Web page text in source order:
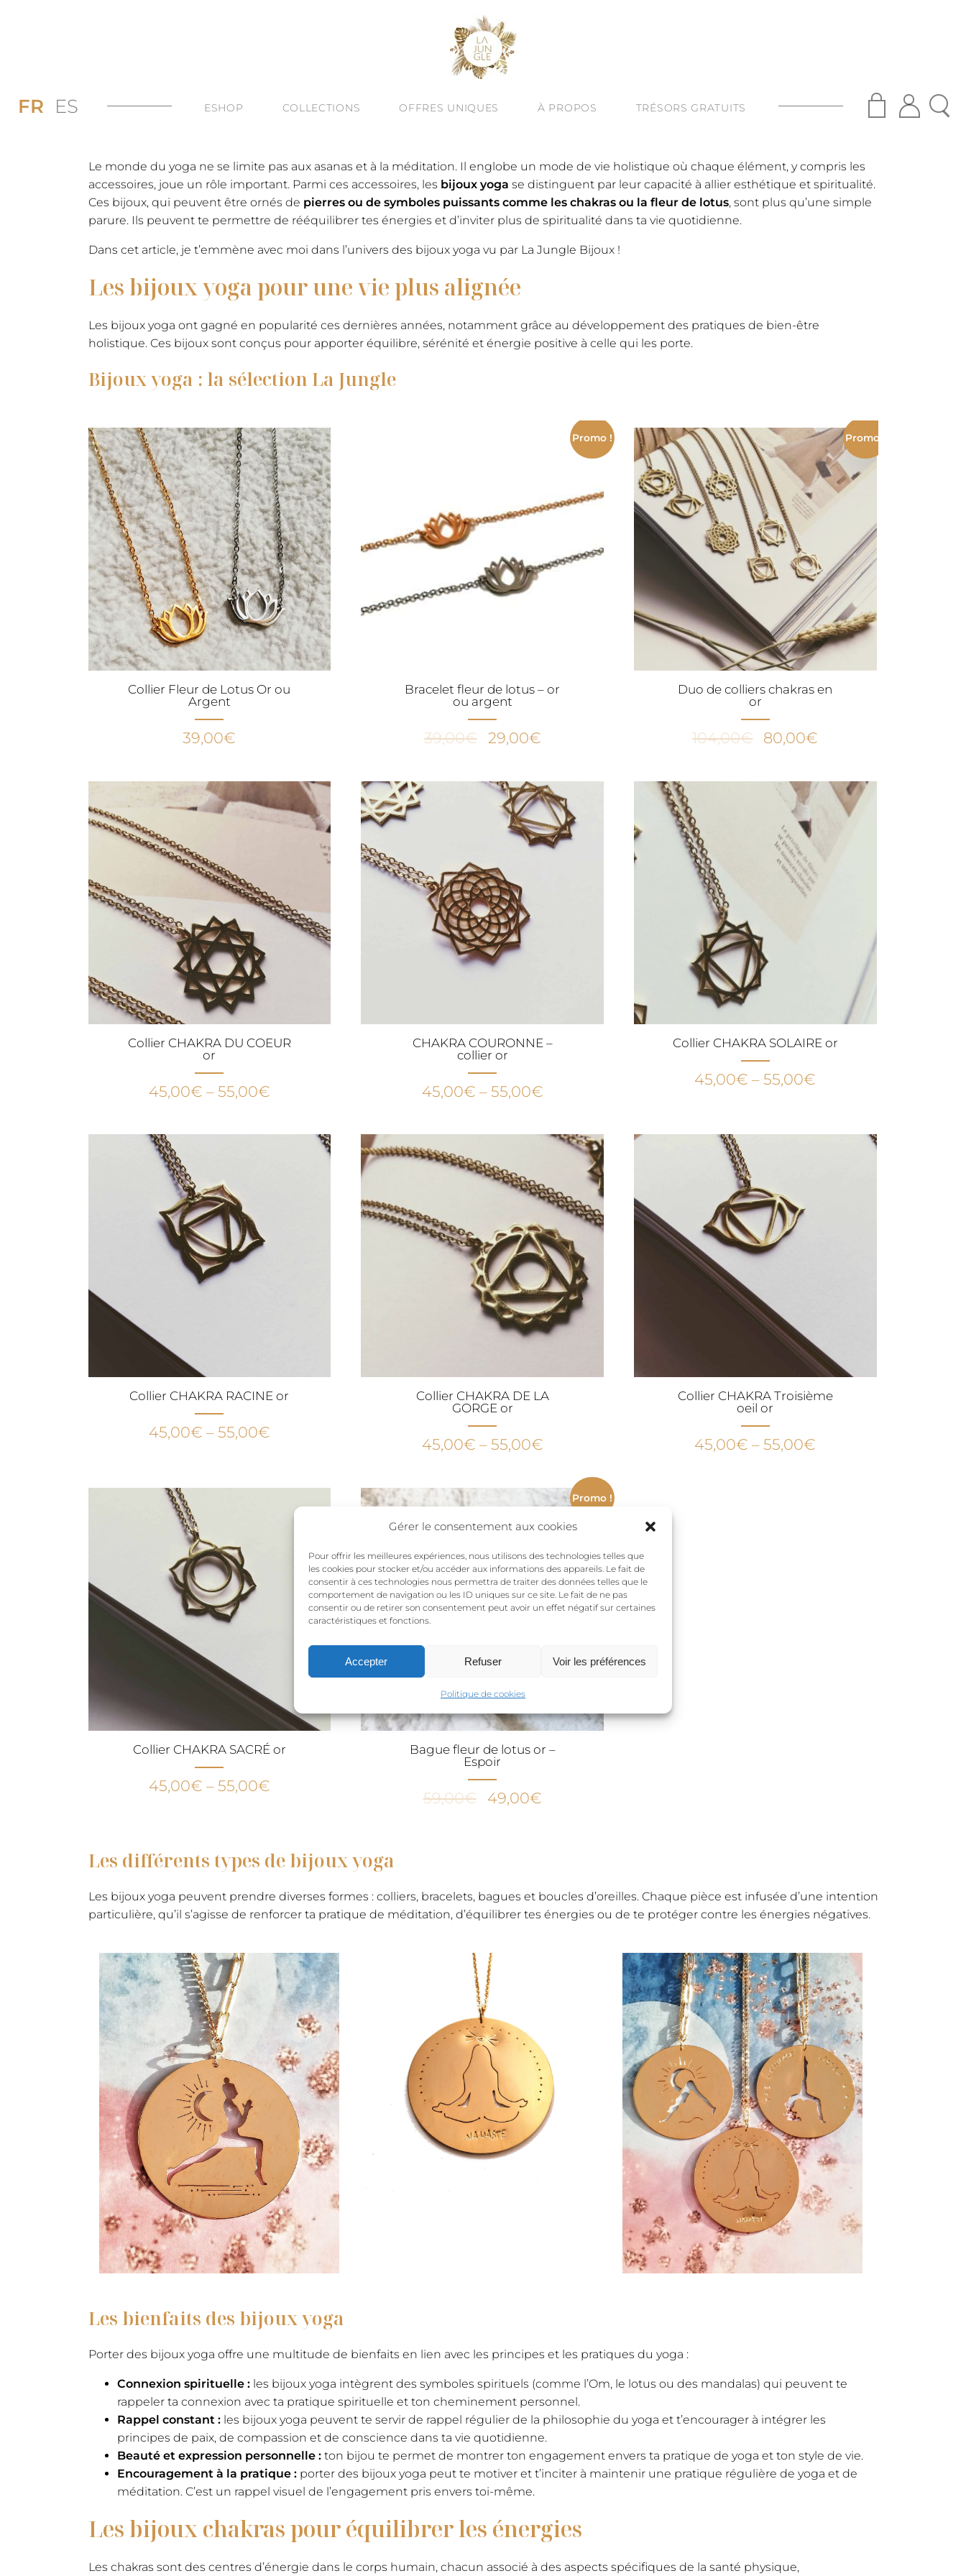
Gérer le consentement aux cookies
Pour offrir les meilleures expériences, nous utilisons des technologies telles que
les cookies pour stocker et/ou accéder aux informations des appareils. Le fait de
consentir à ces technologies nous permettra de traiter des données telles que le
comportement de navigation ou les ID uniques sur ce site. Le fait de ne pas
consentir ou de retirer son consentement peut avoir un effet négatif sur certaines
caractéristiques et fonctions.
Accepter Refuser Voir les préférences
Politique de cookies
FR ES ESHOP
LES BAGUES
LES COLLIERS
COLLECTIONS
DUALITÉ : BIJOUX TEXTURÉS
BIJOUX TALISMANS
OFFRES UNIQUES
ATELIERS BIJOUX À BARCELONE
À PROPOS
HUMAIN & ARTISANAT
ENGAGEMENTS
TRÉSORS GRATUITS
Le monde du yoga ne se limite pas aux asanas et à la méditation. Il englobe un mode de vie holistique où chaque élément, y compris les
accessoires, joue un rôle important. Parmi ces accessoires, les bijoux yoga se distinguent par leur capacité à allier esthétique et spiritualité.
Ces bijoux, qui peuvent être ornés de pierres ou de symboles puissants comme les chakras ou la fleur de lotus, sont plus qu’une simple
parure. Ils peuvent te permettre de rééquilibrer tes énergies et d’inviter plus de spiritualité dans ta vie quotidienne.
Dans cet article, je t’emmène avec moi dans l’univers des bijoux yoga vu par La Jungle Bijoux !
Les bijoux yoga pour une vie plus alignée
Les bijoux yoga ont gagné en popularité ces dernières années, notamment grâce au développement des pratiques de bien-être
holistique. Ces bijoux sont conçus pour apporter équilibre, sérénité et énergie positive à celle qui les porte.
Bijoux yoga : la sélection La Jungle
Collier Fleur de Lotus Or ou
Argent
39,00€
Promo !
Bracelet fleur de lotus – or
ou argent
39,00€
Le
était :
39,00€.
29,00€Le
est :
29,00€.
Promo !
Duo de colliers chakras en
or
104,00€
Le
était :
104,00€.
80,00€
est :
80,00€.
Collier CHAKRA DU COEUR
or
45,00€ – 55,00€
CHAKRA COURONNE –
collier or
45,00€ – 55,00€
Collier CHAKRA SOLAIRE or
45,00€ –55,00€
Collier CHAKRA RACINE or
45,00€ – 55,00€
Collier CHAKRA DE LA
GORGE or
45,00€ – 55,00€
Collier CHAKRA Troisième
oeil or
45,00€ –55,00€
Collier CHAKRA SACRÉ or
45,00€ – 55,00€
Promo !
Bague fleur de lotus or –
Espoir
59,00€
Le
49,00€Le
Les différents types de bijoux yoga
Les bijoux yoga peuvent prendre diverses formes : colliers, bracelets, bagues et boucles d’oreilles. Chaque pièce est infusée d’une intention
particulière, qu’il s’agisse de renforcer ta pratique de méditation, d’équilibrer tes énergies ou de te protéger contre les énergies négatives.
Les bienfaits des bijoux yoga
Porter des bijoux yoga offre une multitude de bienfaits en lien avec les principes et les pratiques du yoga :
Connexion spirituelle : les bijoux yoga intègrent des symboles spirituels (comme l’Om, le lotus ou des mandalas) qui peuvent te
rappeler ta connexion avec ta pratique spirituelle et ton cheminement personnel.
Rappel constant : les bijoux yoga peuvent te servir de rappel régulier de la philosophie du yoga et t’encourager à intégrer les
principes de paix, de compassion et de conscience dans ta vie quotidienne.
Beauté et expression personnelle : ton bijou te permet de montrer ton engagement envers ta pratique de yoga et ton style de vie.
Encouragement à la pratique : porter des bijoux yoga peut te motiver et t’inciter à maintenir une pratique régulière de yoga et de
méditation. C’est un rappel visuel de l’engagement pris envers toi-même.
Les bijoux chakras pour équilibrer les énergies
Les chakras sont des centres d’énergie dans le corps humain, chacun associé à des aspects spécifiques de la santé physique,